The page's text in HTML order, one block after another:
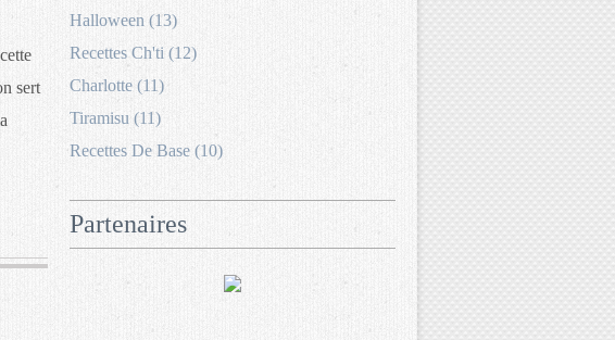
sert
Halloween (13)
Recettes Ch'ti (12)
Charlotte (11)
Tiramisu (11)
Recettes De Base (10)
Partenaires